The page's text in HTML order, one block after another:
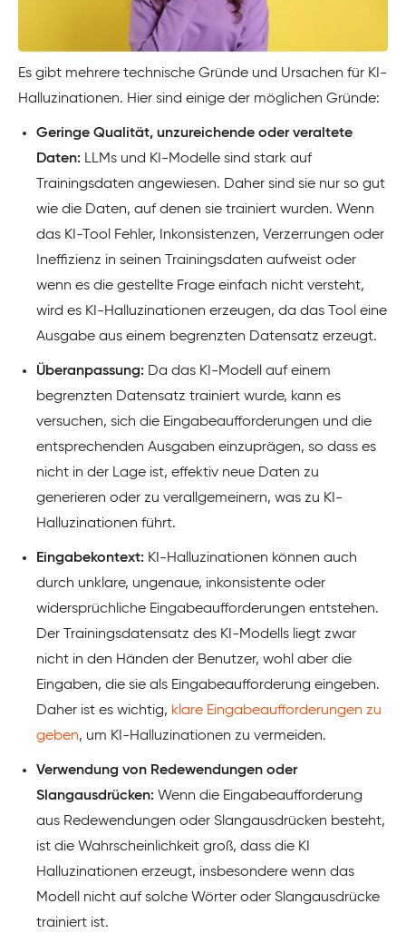
Es gibt mehrere technische Gründe und Ursachen für KI-
Halluzinationen. Hier sind einige der möglichen Gründe:
Geringe Qualität, unzureichende oder veraltete
Daten: LLMs und KI-Modelle sind stark auf
Trainingsdaten angewiesen. Daher sind sie nur so gut
wie die Daten, auf denen sie trainiert wurden. Wenn
das KI-Tool Fehler, Inkonsistenzen, Verzerrungen oder
Ineffizienz in seinen Trainingsdaten aufweist oder
wenn es die gestellte Frage einfach nicht versteht,
wird es KI-Halluzinationen erzeugen, da das Tool eine
Ausgabe aus einem begrenzten Datensatz erzeugt.
Überanpassung: Da das KI-Modell auf einem
begrenzten Datensatz trainiert wurde, kann es
versuchen, sich die Eingabeaufforderungen und die
entsprechenden Ausgaben einzuprägen, so dass es
nicht in der Lage ist, effektiv neue Daten zu
generieren oder zu verallgemeinern, was zu KI-
Halluzinationen führt.
Eingabekontext: KI-Halluzinationen können auch
durch unklare, ungenaue, inkonsistente oder
widersprüchliche Eingabeaufforderungen entstehen.
Der Trainingsdatensatz des KI-Modells liegt zwar
nicht in den Händen der Benutzer, wohl aber die
Eingaben, die sie als Eingabeaufforderung eingeben.
Daher ist es wichtig, klare Eingabeaufforderungen zu
geben, um KI-Halluzinationen zu vermeiden.
Verwendung von Redewendungen oder
Slangausdrücken: Wenn die Eingabeaufforderung
aus Redewendungen oder Slangausdrücken besteht,
ist die Wahrscheinlichkeit groß, dass die KI
Halluzinationen erzeugt, insbesondere wenn das
Modell nicht auf solche Wörter oder Slangausdrücke
trainiert ist.